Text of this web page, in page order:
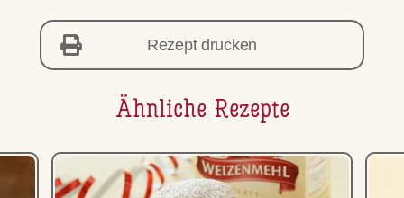
Rezept drucken
Ähnliche Rezepte